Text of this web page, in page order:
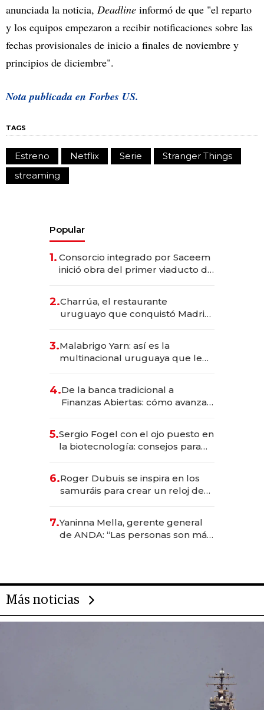
anunciada la noticia, Deadline informó de que "el reparto
y los equipos empezaron a recibir notificaciones sobre las
fechas provisionales de inicio a finales de noviembre y
principios de diciembre".
Nota publicada en Forbes US.
TAGS
Estreno Netflix Serie
Stranger Things
streaming
Popular
1. Consorcio integrado por Saceem
inició obra del primer viaducto de
millones
2.Charrúa, el restaurante
uruguayo que conquistó Madrid:
anticipación y prepara apertura
3.Malabrigo Yarn: así es la
multinacional uruguaya que le
4.De la banca tradicional a
Finanzas Abiertas: cómo avanza
5.Sergio Fogel con el ojo puesto en
la biotecnología: consejos para
6.Roger Dubuis se inspira en los
samuráis para crear un reloj de
7.Yaninna Mella, gerente general
de ANDA: “Las personas son más
Más noticias